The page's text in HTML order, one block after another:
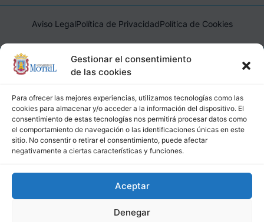
Gestionar el consentimiento
de las cookies
Para ofrecer las mejores experiencias, utilizamos tecnologías como las
cookies para almacenar y/o acceder a la información del dispositivo. El
consentimiento de estas tecnologías nos permitirá procesar datos como
el comportamiento de navegación o las identificaciones únicas en este
sitio. No consentir o retirar el consentimiento, puede afectar
negativamente a ciertas características y funciones.
Aceptar
Denegar
Aviso LegalPolítica de PrivacidadPolítica de Cookies
Ayuntamiento de Motril, Plaza de España, 1, 18600, Motril,
(Granada), CIF: P1814200J, DIR3: L01181400